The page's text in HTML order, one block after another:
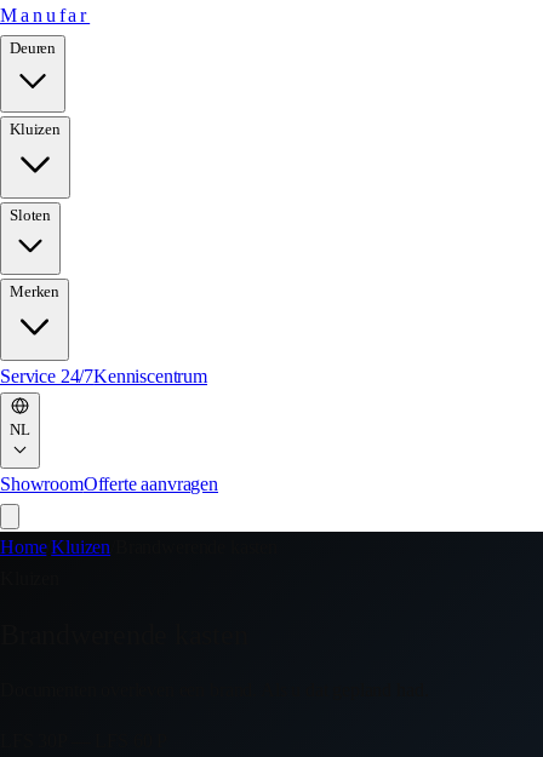
Manufar
Deuren
Kluizen
Sloten
Merken
Service 24/7Kenniscentrum
NL
ShowroomOfferte aanvragen
Home/Kluizen